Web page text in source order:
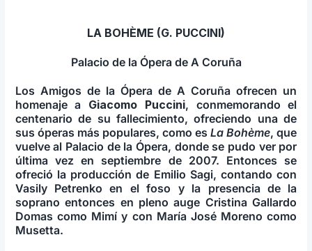
LA BOHÈME (G. PUCCINI)
Palacio de la Ópera de A Coruña
Los Amigos de la Ópera de A Coruña ofrecen un
homenaje a Giacomo Puccini, conmemorando el
centenario de su fallecimiento, ofreciendo una de
sus óperas más populares, como esLa Bohème, que
vuelve al Palacio de la Ópera, donde se pudo ver por
última vez en septiembre de 2007. Entonces se
ofreció la producción de Emilio Sagi, contando con
Vasily Petrenko en el foso y la presencia de la
soprano entonces en pleno auge Cristina Gallardo
Domas como Mimí y con María José Moreno como
Musetta.